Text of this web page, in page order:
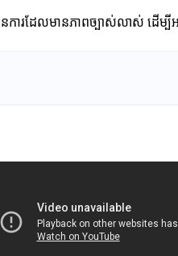
នការដែលមានភាពច្បាស់លាស់ ដើម្